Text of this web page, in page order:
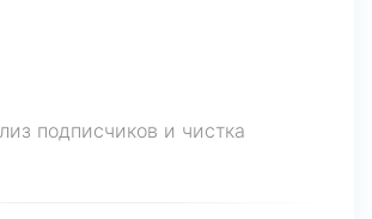
подписчиков и чистка